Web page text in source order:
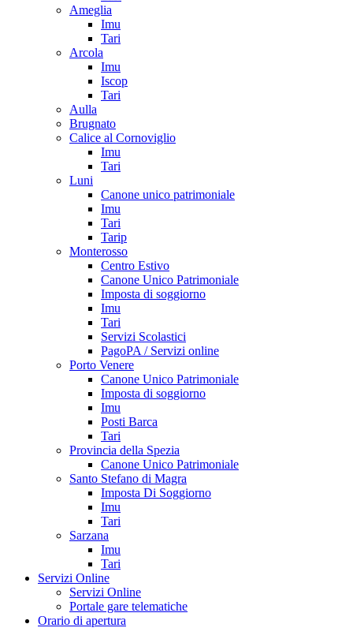
Ameglia
Imu
Tari
Arcola
Imu
Iscop
Tari
Aulla
Brugnato
Calice al Cornoviglio
Imu
Tari
Luni
Canone unico patrimoniale
Imu
Tari
Tarip
Monterosso
Centro Estivo
Canone Unico Patrimoniale
Imposta di soggiorno
Imu
Tari
Servizi Scolastici
PagoPA / Servizi online
Porto Venere
Canone Unico Patrimoniale
Imposta di soggiorno
Imu
Posti Barca
Tari
Provincia della Spezia
Canone Unico Patrimoniale
Santo Stefano di Magra
Imposta Di Soggiorno
Imu
Tari
Sarzana
Imu
Tari
Servizi Online
Servizi Online
Portale gare telematiche
Orario di apertura